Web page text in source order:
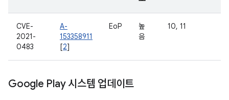
CVE-
2021-
0483
A-
153358911
[2]
EoP
높
음
10, 11
Google Play 시스템 업데이트